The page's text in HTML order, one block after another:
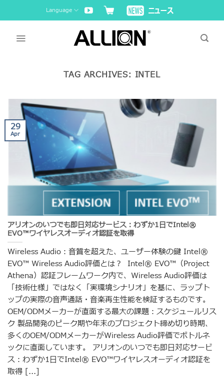
to
Language
TAG ARCHIVES: INTEL
アリオンのいつでも即日対応サービス：わずか1日でIntel®
EVO™ワイヤレスオーディオ認証を取得
Wireless Audio：音質を超えた、ユーザー体験の鍵 Intel®
EVO™ Wireless Audio評価とは？ Intel® EVO™（Project
Athena）認証フレームワーク内で、Wireless Audio評価は
「技術仕様」ではなく「実環境シナリオ」を基に、ラップト
ップの実際の音声通話・音楽再生性能を検証するものです。
OEM/ODMメーカーが直面する最大の課題：スケジュールリス
ク 製品開発のピーク期や年末のプロジェクト締め切り時期、
多くのOEM/ODMメーカーがWireless Audio評価でボトルネ
ックに直面しています。 アリオンのいつでも即日対応サービ
ス：わずか1日でIntel® EVO™ワイヤレスオーディオ認証を
取得 [...]
29
Apr